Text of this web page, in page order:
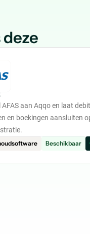
AFAS aan Aqqo en laat
en boekingen aansluiten
Beschikbaar